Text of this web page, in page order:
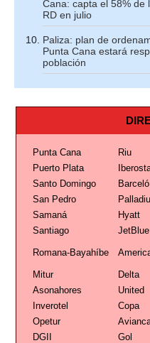
Cana: capta el 58% de
RD en julio
Paliza: plan de
Punta Cana estará
población
Punta Cana Riu
Puerto Plata
Santo Domingo
Barceló
San Pedro
Samaná
Hyatt
Santiago
JetBlue
Romana-Bayahíbe
Mitur
Delta
Asonahores
United
Inverotel
Copa
Opetur
DGII
Gol